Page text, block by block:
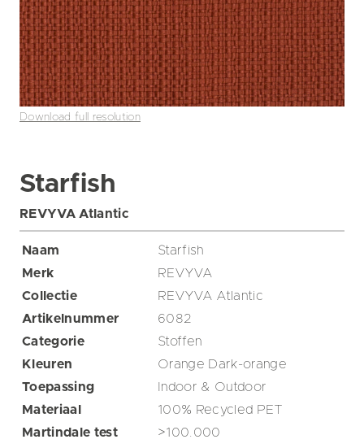
Download full resolution
Starfish
REVYVA Atlantic
Naam
Starfish
Merk
REVYVA
Collectie
REVYVA Atlantic
Artikelnummer
6082
Categorie
Stoffen
Kleuren
Orange Dark-orange
Toepassing
Indoor & Outdoor
Materiaal
100% Recycled PET
Martindale test
>100.000